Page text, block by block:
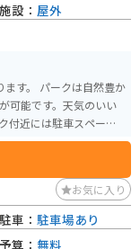
す。 パークは自然豊か
可能です。天気のいい
付近には駐車スペース
施設： 屋外
お気に入り
駐車： 駐車場あり
予算： 無料